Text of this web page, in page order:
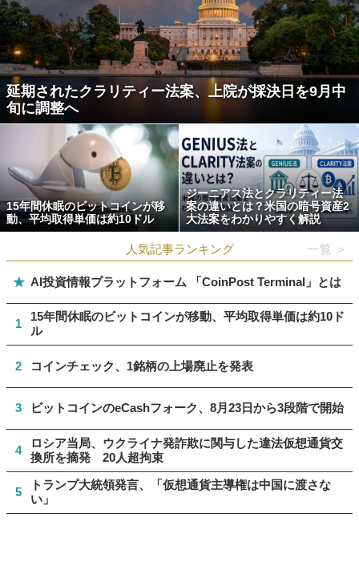
延期されたクラリティー法案、上院が採決日を9月中
旬に調整へ
15年間休眠のビットコインが移
動、平均取得単価は約10ドル
ジーニアス法とクラリティー法
案の違いとは？米国の暗号資産2
大法案をわかりやすく解説
人気記事ランキング 一覧 ＞
★ AI投資情報プラットフォーム 「CoinPost Terminal」とは
1
15年間休眠のビットコインが移動、平均取得単価は約10ド
ル
2 コインチェック、1銘柄の上場廃止を発表
3 ビットコインのeCashフォーク、8月23日から3段階で開始
4
ロシア当局、ウクライナ発詐欺に関与した違法仮想通貨交
換所を摘発 20人超拘束
5
トランプ大統領発言、「仮想通貨主導権は中国に渡さな
い」